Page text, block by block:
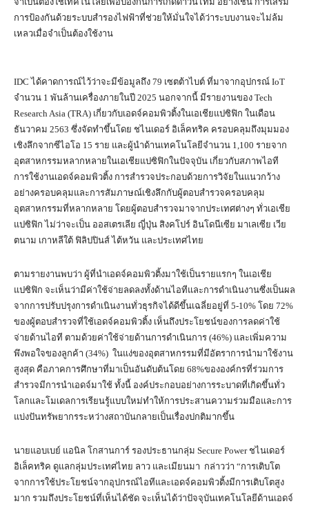
การป้องกันด้วยระบบสำรองไฟฟ้าที่ช่วยให้มั่นใจได้ว่าระบบงานจะไม่ล้ม
เหลวเมื่อจำเป็นต้องใช้งาน
IDC ได้คาดการณ์ไว้ว่าจะมีข้อมูลถึง 79 เซตต้าไบต์ ที่มาจากอุปกรณ์ IoT
จำนวน 1 พันล้านเครื่องภายในปี 2025 นอกจากนี้ มีรายงานของ Tech
Research Asia (TRA) เกี่ยวกับเอดจ์คอมพิวติ้งในเอเชียแปซิฟิก ในเดือน
ธันวาคม 2563 ซึ่งจัดทำขึ้นโดย ชไนเดอร์ อิเล็คทริค ครอบคลุมถึงมุมมอง
เชิงลึกจากซีไอโอ 15 ราย และผู้นำด้านเทคโนโลยีจำนวน 1,100 รายจาก
อุตสาหกรรมหลากหลายในเอเชียแปซิฟิกในปัจจุบัน เกี่ยวกับสภาพไอที
การใช้งานเอดจ์คอมพิวติ้ง การสำรวจประกอบด้วยการวิจัยในแนวกว้าง
อย่างครอบคลุมและการสัมภาษณ์เชิงลึกกับผู้ตอบสำรวจครอบคลุม
อุตสาหกรรมที่หลากหลาย โดยผู้ตอบสำรวจมาจากประเทศต่างๆ ทั่วเอเชีย
แปซิฟิก ไม่ว่าจะเป็น ออสเตรเลีย ญี่ปุ่น สิงคโปร์ อินโดนีเซีย มาเลเซีย เวีย
ตนาม เกาหลีใต้ ฟิลิปปินส์ ไต้หวัน และประเทศไทย
ตามรายงานพบว่า ผู้ที่นำเอดจ์คอมพิวติ้งมาใช้เป็นรายแรกๆ ในเอเชีย
แปซิฟิก จะเห็นว่ามีค่าใช้จ่ายลดลงทั้งด้านไอทีและการดำเนินงานซึ่งเป็นผล
จากการปรับปรุงการดำเนินงานทั่วธุรกิจได้ดีขึ้นเฉลี่ยอยู่ที่ 5-10% โดย 72%
ของผู้ตอบสำรวจที่ใช้เอดจ์คอมพิวติ้ง เห็นถึงประโยชน์ของการลดค่าใช้
จ่ายด้านไอที ตามด้วยค่าใช้จ่ายด้านการดำเนินการ (46%) และเพิ่มความ
พึงพอใจของลูกค้า (34%) ในแง่ของอุตสาหกรรมที่มีอัตราการนำมาใช้งาน
สูงสุด คือภาคการศึกษาที่มาเป็นอันดับต้นโดย 68%ขององค์กรที่ร่วมการ
สำรวจมีการนำเอดจ์มาใช้ ทั้งนี้ องค์ประกอบอย่างการระบาดที่เกิดขึ้นทั่ว
โลกและโมเดลการเรียนรู้แบบใหม่ทำให้การประสานความร่วมมือและการ
แบ่งปันทรัพยากรระหว่างสถาบันกลายเป็นเรื่องปกติมากขึ้น
นายแอบเบย์ แอนิล โกสานการ์ รองประธานกลุ่ม Secure Power ชไนเดอร์
อิเล็คทริค ดูแลกลุ่มประเทศไทย ลาว และเมียนมา กล่าวว่า “การเติบโต
จากการใช้ประโยชน์จากอุปกรณ์ไอทีและเอดจ์คอมพิวติ้งมีการเติบโตสูง
มาก รวมถึงประโยชน์ที่เห็นได้ชัด จะเห็นได้ว่าปัจจุบันเทคโนโลยีด้านเอดจ์